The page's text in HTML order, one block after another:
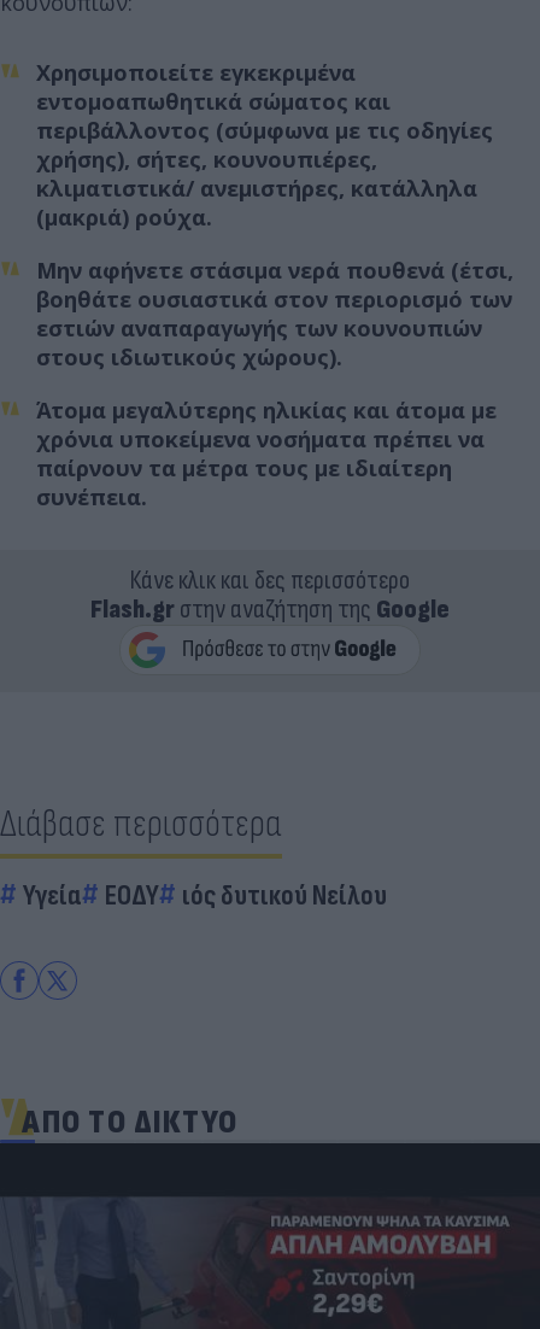
Χρησιμοποιείτε εγκεκριμένα
εντομοαπωθητικά σώματος και
περιβάλλοντος (σύμφωνα με τις οδηγίες
χρήσης), σήτες, κουνουπιέρες,
κλιματιστικά/ ανεμιστήρες, κατάλληλα
(μακριά) ρούχα.
Μην αφήνετε στάσιμα νερά πουθενά (έτσι,
βοηθάτε ουσιαστικά στον περιορισμό των
εστιών αναπαραγωγής των κουνουπιών
στους ιδιωτικούς χώρους).
Άτομα μεγαλύτερης ηλικίας και άτομα με
χρόνια υποκείμενα νοσήματα πρέπει να
παίρνουν τα μέτρα τους με ιδιαίτερη
συνέπεια.
Κάνε κλικ και δες περισσότερο
Flash.grστην αναζήτηση της Google
Διάβασε περισσότερα
Υγεία ΕΟΔΥ ιός δυτικού Νείλου
ΑΠΟ ΤΟ ΔΙΚΤΥΟ